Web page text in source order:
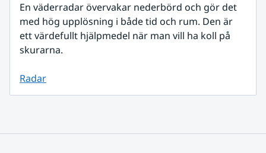
En väderradar övervakar nederbörd och gör det
med hög upplösning i både tid och rum. Den är
ett värdefullt hjälpmedel när man vill ha koll på
skurarna.
Radar